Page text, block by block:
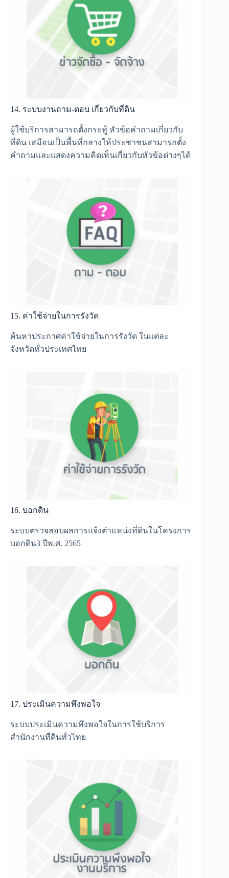
14. ระบบงานถาม-ตอบ เกี่ยวกับที่ดิน
ผู้ใช้บริการสามารถตั้งกระทู้ หัวข้อคำถามเกี่ยวกับ
ที่ดิน เสมือนเป็นพื้นที่กลางให้ประชาชนสามารถตั้ง
คำถามและแสดงความคิดเห็นเกี่ยวกับหัวข้อต่างๆได้
15. ค่าใช้จ่ายในการรังวัด
ค้นหาประกาศค่าใช้จ่ายในการรังวัด ในแต่ละ
จังหวัดทั่วประเทศไทย
16. บอกดิน
ระบบตรวจสอบผลการแจ้งตำแหน่งที่ดินในโครงการ
บอกดิน3 ปีพ.ศ. 2565
17. ประเมินความพึงพอใจ
ระบบประเมินความพึงพอใจในการใช้บริการ
สำนักงานที่ดินทั่วไทย